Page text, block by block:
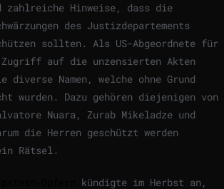
zahlreiche Hinweise, dass die
des Justizdepartements
sollten. Als US-Abgeordnete für
Zugriff auf die unzensierten Akten
Namen, welche ohne Grund
wurden. Dazu gehören diejenigen von
Nuara, Zurab Mikeladze und
die Herren geschützt werden
Rätsel.
kündigte im Herbst an,